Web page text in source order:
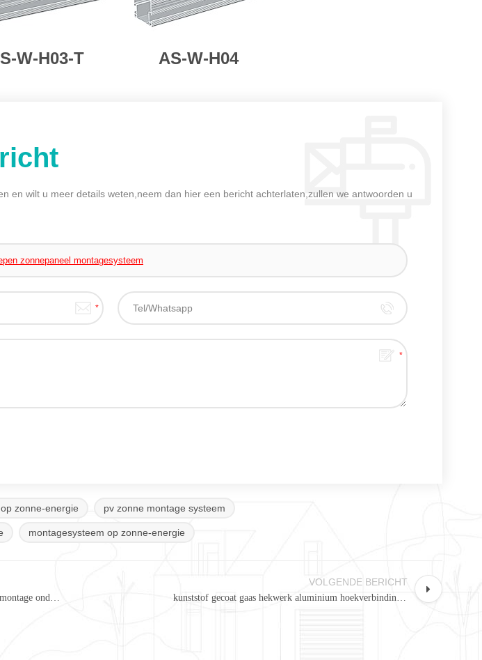
W-H03-T AS-W-H04
en wilt u meer details weten,neem dan hier een bericht achterlaten,zullen we antwoorden u
zonnepaneel montagesysteem
zonne-energie pv zonne montage systeem
montagesysteem op zonne-energie
VOLGENDE BERICHT